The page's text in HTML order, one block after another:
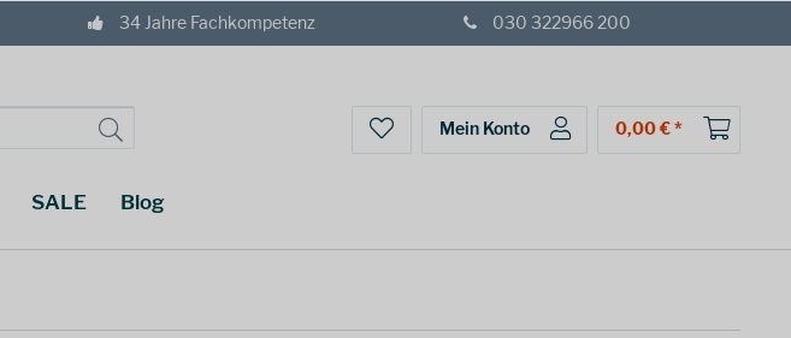
34 Jahre Fachkompetenz 030 322966 200
Mein Konto 0,00 € *
SALE Blog